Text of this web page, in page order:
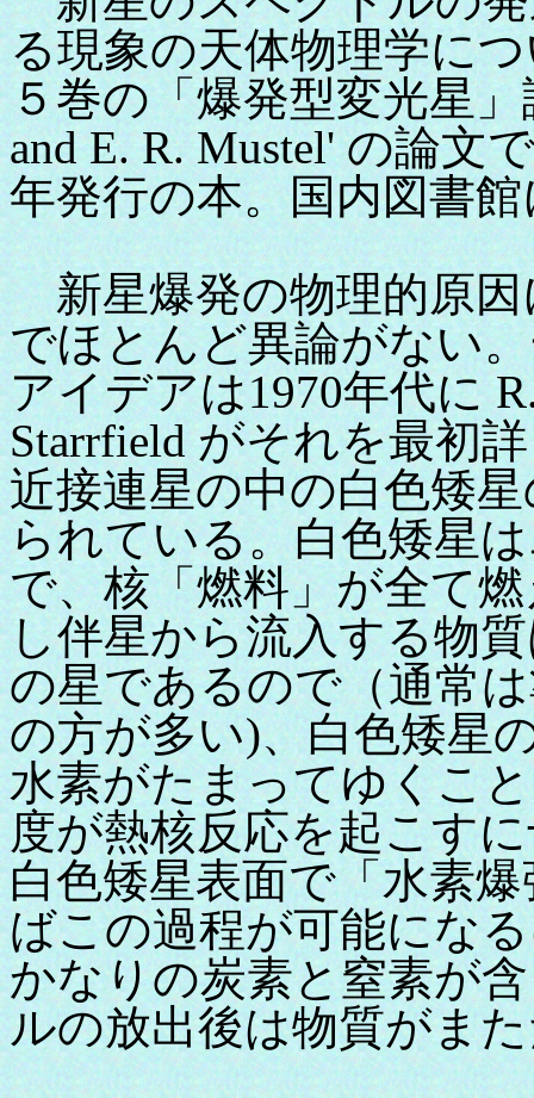
る現象の天体物理学に
５巻の「爆発型変光星
and E. R. Mustel' の論文
年発行の本。国内図書
新星爆発の物理的原因
でほとんど異論がない
アイデアは1970年代に
Starrfield がそれを最初
近接連星の中の白色矮
られている。白色矮星
で、核「燃料」が全て
し伴星から流入する物
の星であるので（通常
の方が多い)、白色矮星
水素がたまってゆくこ
度が熱核反応を起こす
白色矮星表面で「水素
ばこの過程が可能にな
かなりの炭素と窒素が
ルの放出後は物質がま